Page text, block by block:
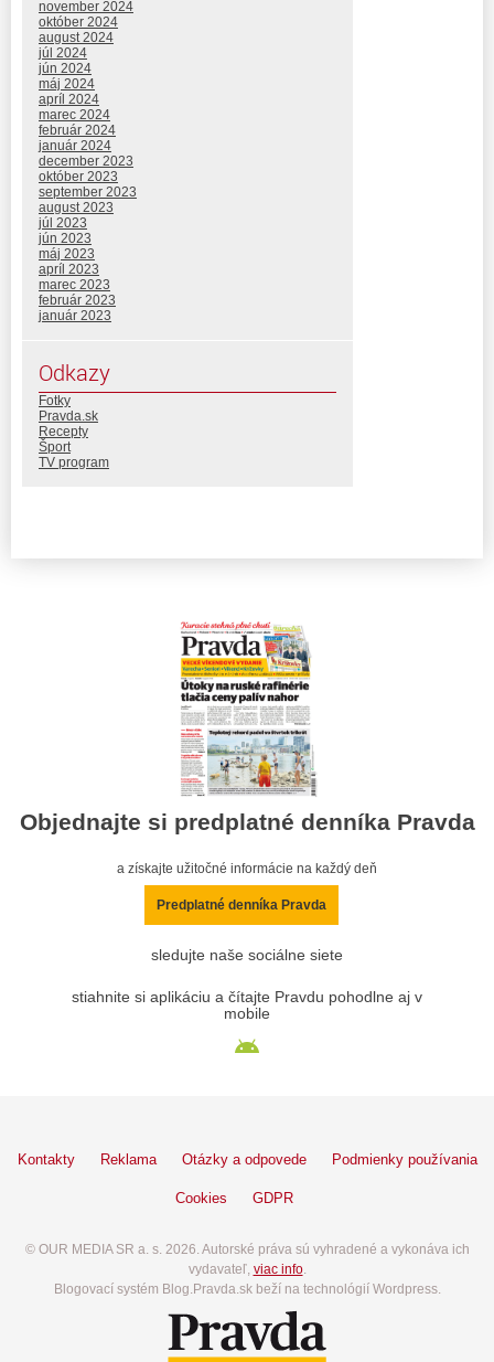
november 2024
október 2024
august 2024
júl 2024
jún 2024
máj 2024
apríl 2024
marec 2024
február 2024
január 2024
december 2023
október 2023
september 2023
august 2023
júl 2023
jún 2023
máj 2023
apríl 2023
marec 2023
február 2023
január 2023
Odkazy
Fotky
Pravda.sk
Recepty
Šport
TV program
Objednajte si predplatné denníka Pravda
a získajte užitočné informácie na každý deň
Predplatné denníka Pravda
sledujte naše sociálne siete
stiahnite si aplikáciu a čítajte Pravdu pohodlne aj v
mobile
Kontakty Reklama Otázky a odpovede Podmienky používania
Cookies GDPR
© OUR MEDIA SR a. s. 2026. Autorské práva sú vyhradené a vykonáva ich
vydavateľ, viac info.
Blogovací systém Blog.Pravda.sk beží na technológií Wordpress.